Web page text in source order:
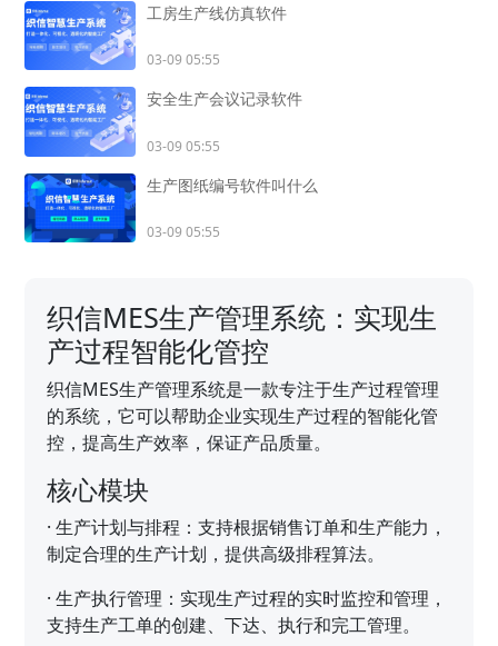
工房生产线仿真软件
03-09 05:55
安全生产会议记录软件
03-09 05:55
生产图纸编号软件叫什么
03-09 05:55
织信MES生产管理系统：实现生
产过程智能化管控
织信MES生产管理系统是一款专注于生产过程管理
的系统，它可以帮助企业实现生产过程的智能化管
控，提高生产效率，保证产品质量。
核心模块
·生产计划与排程：支持根据销售订单和生产能力，
制定合理的生产计划，提供高级排程算法。
·生产执行管理：实现生产过程的实时监控和管理，
支持生产工单的创建、下达、执行和完工管理。